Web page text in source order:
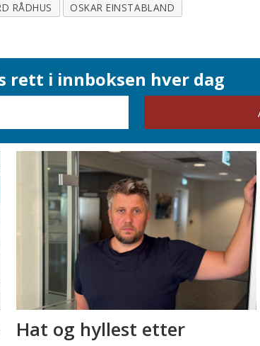
RÅDHUS OSKAR EINSTABLAND
rett i innboksen hver dag
Hat og hyllest etter